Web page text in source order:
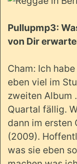
Pullupmp3:
von Dir
Cham: Ich
eben viel im
zweiten Album
Quartal fällig.
dann im ersten
(2009).
was sie eben